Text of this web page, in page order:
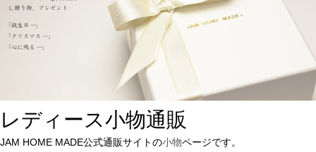
レディース小物通販
JAM HOME MADE公式通販サイトの小物ページです。